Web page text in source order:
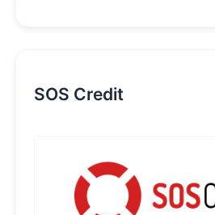
SOS Credit